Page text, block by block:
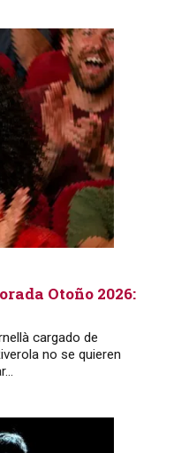
Otoño 2026:
cargado de
no se quieren